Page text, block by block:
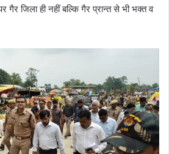
जिला ही नहीं बल्कि गैर प्रान्त से भी भक्त व